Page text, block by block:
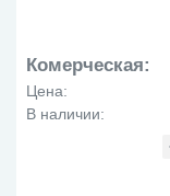
Комерческая:
Цена:
В наличии: